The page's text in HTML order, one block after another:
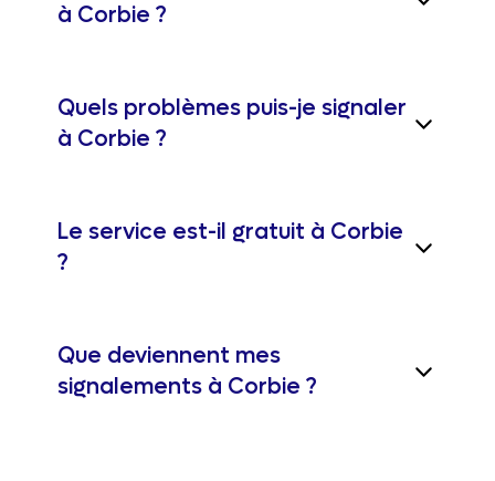
à Corbie ?
Quels problèmes puis-je signaler
à Corbie ?
Le service est-il gratuit à Corbie
?
Que deviennent mes
signalements à Corbie ?